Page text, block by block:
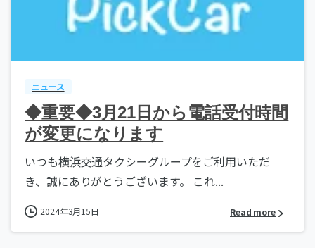
ニュース
◆重要◆3月21日から電話受付時間
が変更になります
いつも横浜交通タクシーグループをご利用いただ
き、誠にありがとうございます。 これ...
2024年3月15日 Read more